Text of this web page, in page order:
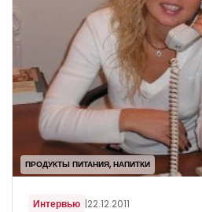
ПРОДУКТЫ ПИТАНИЯ, НАПИТКИ
Интервью |22.12.2011